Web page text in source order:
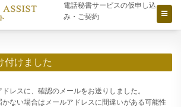
電話秘書サービスの仮申し込
み・ご契約
付けました
レスに、確認のメールをお送りしました。
ない場合はメールアドレスに間違いがある可能性